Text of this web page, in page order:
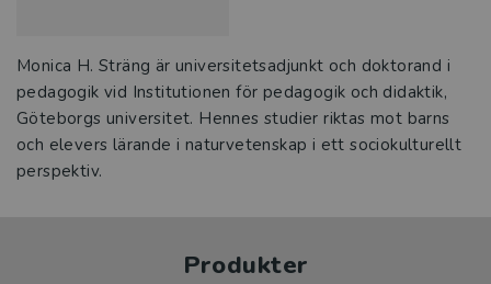
Monica H. Sträng är universitetsadjunkt och doktorand i
pedagogik vid Institutionen för pedagogik och didaktik,
Göteborgs universitet. Hennes studier riktas mot barns
och elevers lärande i naturvetenskap i ett sociokulturellt
perspektiv.
Produkter